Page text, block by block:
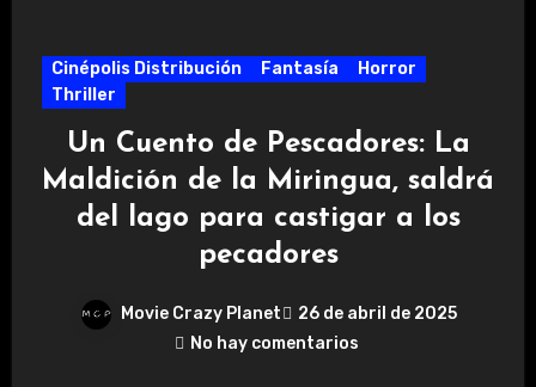
Cinépolis Distribución Fantasía
Horror
Thriller
Un Cuento de Pescadores: La
Maldición de la Miringua, saldrá
del lago para castigar a los
pecadores
Movie Crazy Planet
26 de abril de 2025
No hay comentarios